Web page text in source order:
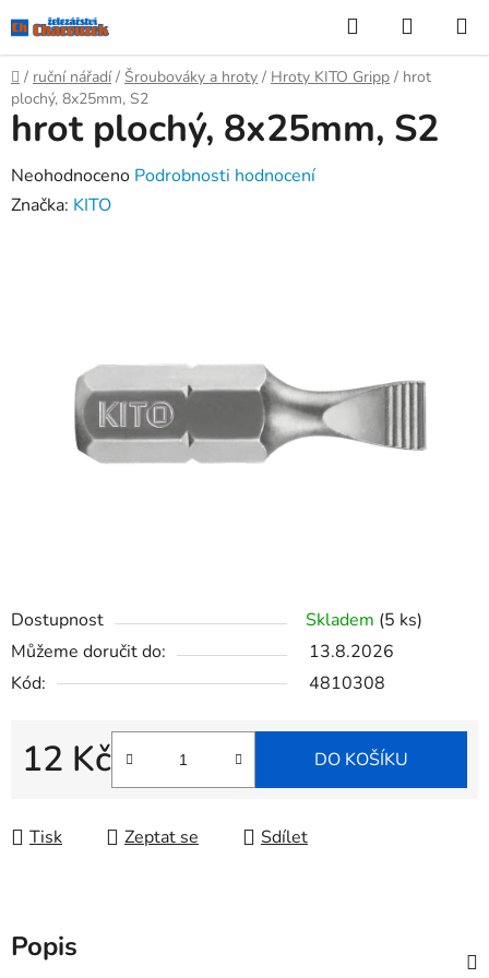
na
obsah
Hledat
KOŠÍK
Domů
/ ruční nářadí / Šroubováky a hroty / Hroty KITO Gripp / hrot
plochý, 8x25mm, S2
Dostupnost Skladem (5 ks)
Můžeme doručit do:
13.8.2026
Kód:
4810308
12 Kč
Měrná cena:
DO KOŠÍKU
Tisk Zeptat se Sdílet
hrot plochý, 8x25mm, S2
Průměrné
hodnocení
hvězdiček.
Neohodnoceno Podrobnosti hodnocení
Značka: KITO
Popis